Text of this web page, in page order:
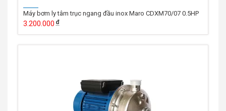
Máy bơm ly tâm trục ngang đầu inox Maro CDXM70/07 0.5HP
3.200.000